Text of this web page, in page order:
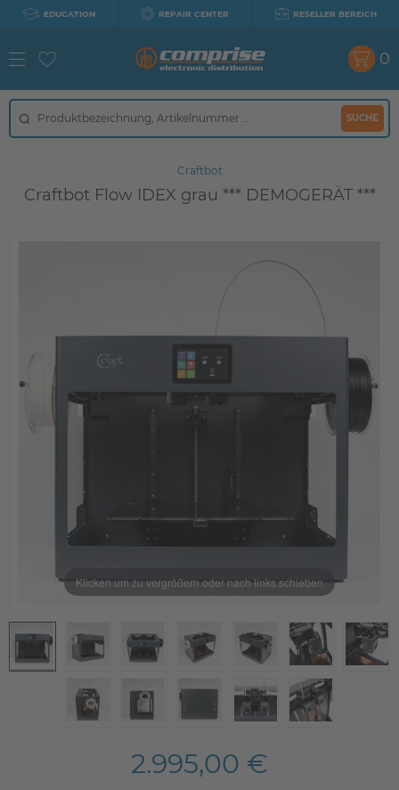
EDUCATION REPAIR CENTER RESELLER BEREICH
SUCHE
0
Craftbot
Craftbot Flow IDEX grau *** DEMOGERÄT ***
Klicken um zu vergrößern oder nach links schieben
2.995,00 €